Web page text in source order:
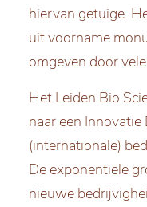
hiervan getuige.
uit voorname
omgeven door
Het Leiden Bio
naar een
(internationale)
De exponentiële
nieuwe